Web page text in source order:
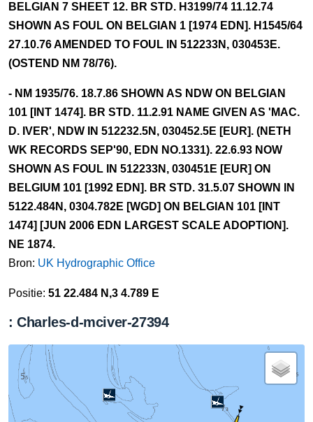
BELGIAN 7 SHEET 12. BR STD. H3199/74 11.12.74
SHOWN AS FOUL ON BELGIAN 1 [1974 EDN]. H1545/64
27.10.76 AMENDED TO FOUL IN 512233N, 030453E.
(OSTEND NM 78/76).
- NM 1935/76. 18.7.86 SHOWN AS NDW ON BELGIAN
101 [INT 1474]. BR STD. 11.2.91 NAME GIVEN AS 'MAC.
D. IVER', NDW IN 512232.5N, 030452.5E [EUR]. (NETH
WK RECORDS SEP'90, EDN NO.1331). 22.6.93 NOW
SHOWN AS FOUL IN 512233N, 030451E [EUR] ON
BELGIUM 101 [1992 EDN]. BR STD. 31.5.07 SHOWN IN
5122.484N, 0304.782E [WGD] ON BELGIAN 101 [INT
1474] [JUN 2006 EDN LARGEST SCALE ADOPTION].
NE 1874.
Bron: UK Hydrographic Office
Positie: 51 22.484 N,3 4.789 E
: Charles-d-mciver-27394